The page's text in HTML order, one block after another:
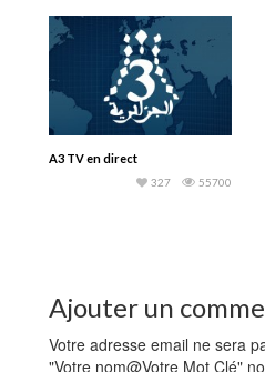
A3 TV en direct
55700
327
Ajouter un
Votre adresse email ne sera
"Votre nom@Votre Mot Clé"